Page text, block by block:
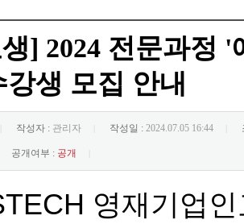
] 2024 전문과정
생 모집 안내
작성자 : 관리자 작성일 : 2024.07.05 16:44
공개여부 : 공개
영재기업